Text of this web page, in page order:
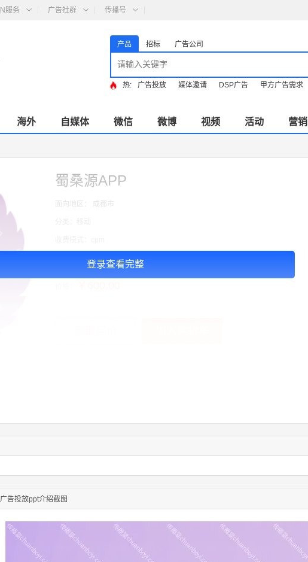
服务 广告社群 传播号
产品 招标 广告公司
热: 广告投放 媒体邀请 DSP广告 甲方广告需求
海外 自媒体 微信 微博 视频 活动 营销
登录查看完整
蜀桑源APP
面向地区： 成都市
广告投放注意事项：按天投放
11:44:28 130****3379 联系了该媒体所在商家
05:26:28 139****8472 联系了该媒体所在商家
02:28:16
183****1249
联系了该媒体所在商家
05:13:40
159****9700
联系了该媒体所在商家
广告投放ppt介绍截图